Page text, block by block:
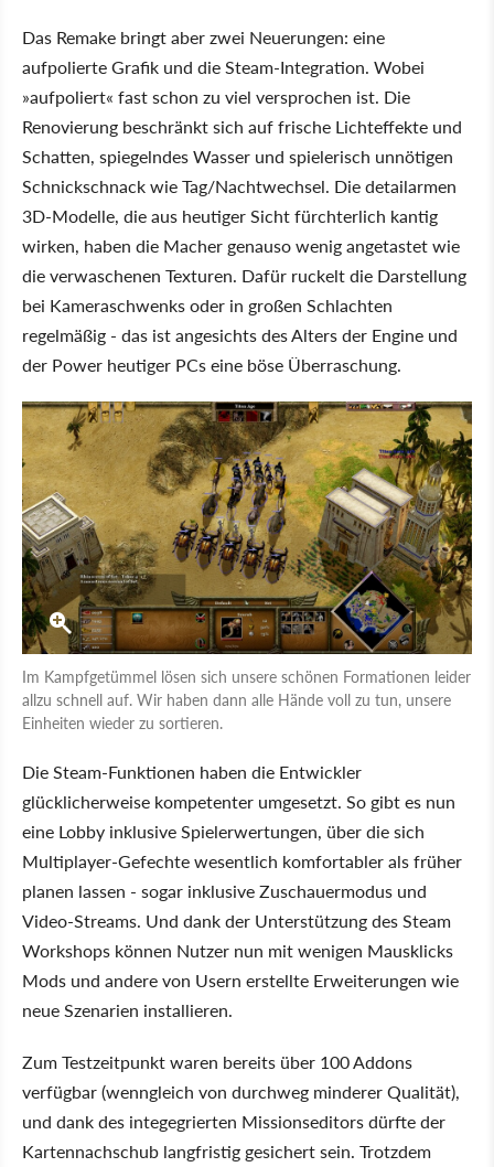
Das Remake bringt aber zwei Neuerungen: eine
aufpolierte Grafik und die Steam-Integration. Wobei
»aufpoliert« fast schon zu viel versprochen ist. Die
Renovierung beschränkt sich auf frische Lichteffekte und
Schatten, spiegelndes Wasser und spielerisch unnötigen
Schnickschnack wie Tag/Nachtwechsel. Die detailarmen
3D-Modelle, die aus heutiger Sicht fürchterlich kantig
wirken, haben die Macher genauso wenig angetastet wie
die verwaschenen Texturen. Dafür ruckelt die Darstellung
bei Kameraschwenks oder in großen Schlachten
regelmäßig - das ist angesichts des Alters der Engine und
der Power heutiger PCs eine böse Überraschung.
Im Kampfgetümmel lösen sich unsere schönen Formationen leider
allzu schnell auf. Wir haben dann alle Hände voll zu tun, unsere
Einheiten wieder zu sortieren.
Die Steam-Funktionen haben die Entwickler
glücklicherweise kompetenter umgesetzt. So gibt es nun
eine Lobby inklusive Spielerwertungen, über die sich
Multiplayer-Gefechte wesentlich komfortabler als früher
planen lassen - sogar inklusive Zuschauermodus und
Video-Streams. Und dank der Unterstützung des Steam
Workshops können Nutzer nun mit wenigen Mausklicks
Mods und andere von Usern erstellte Erweiterungen wie
neue Szenarien installieren.
Zum Testzeitpunkt waren bereits über 100 Addons
verfügbar (wenngleich von durchweg minderer Qualität),
und dank des integegrierten Missionseditors dürfte der
Kartennachschub langfristig gesichert sein. Trotzdem